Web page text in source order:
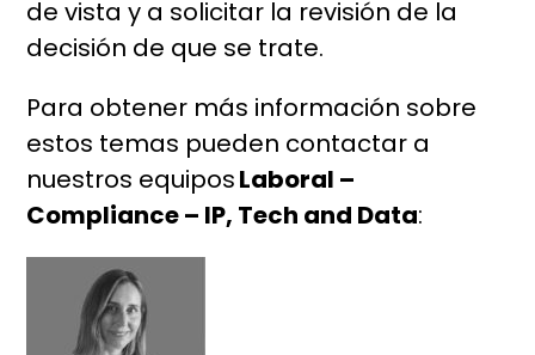
de vista y a solicitar la revisión de la
decisión de que se trate.
Para obtener más información sobre
estos temas pueden contactar a
nuestros equiposLaboral –
Compliance – IP, Tech and Data: